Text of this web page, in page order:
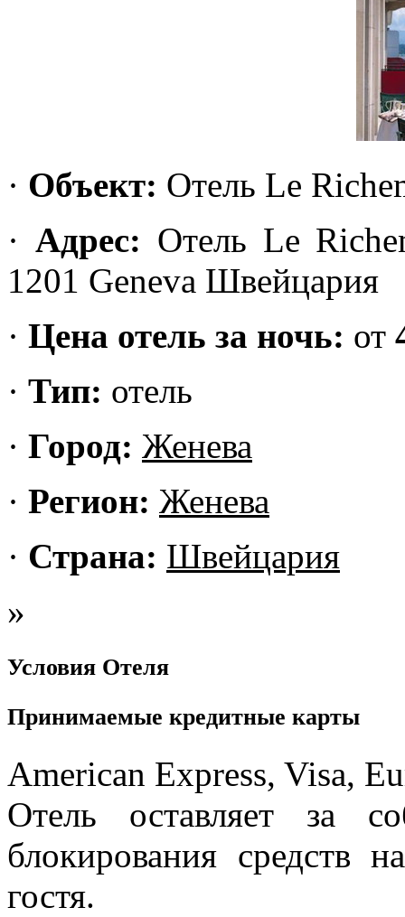
· Объект: Отель Le
· Адрес: Отель Le
1201 Geneva Швейцария
· Цена отель за ночь: от
· Тип: отель
· Город: Женева
· Регион: Женева
· Страна: Швейцария
»
Условия Отеля
Принимаемые кредитные карты
American Express, Visa,
Отель оставляет за
блокирования средств
гостя.